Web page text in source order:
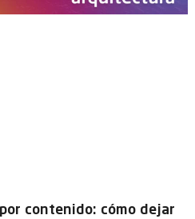
contenido: cómo dejar